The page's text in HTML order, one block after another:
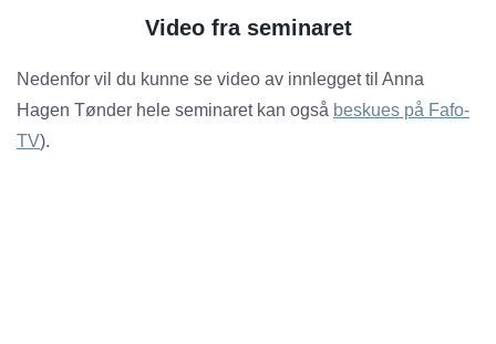
Video fra seminaret
Nedenfor vil du kunne se video av innlegget til Anna
Hagen Tønder hele seminaret kan også beskues på Fafo-
TV).